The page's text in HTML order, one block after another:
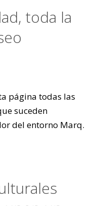
toda la
página todas las
suceden
del entorno Marq.